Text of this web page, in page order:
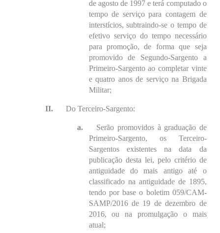
de agosto de 1997 e terá computado o
tempo de serviço para contagem de
interstícios, subtraindo-se o tempo de
efetivo serviço do tempo necessário
para promoção, de forma que seja
promovido de Segundo-Sargento a
Primeiro-Sargento ao completar vinte
e quatro anos de serviço na Brigada
Militar;
II. Do Terceiro-Sargento:
a.
Serão promovidos à graduação de
Primeiro-Sargento, os Terceiro-
Sargentos existentes na data da
publicação desta lei, pelo critério de
antiguidade do mais antigo até o
classificado na antiguidade de 1895,
tendo por base o boletim 059/CAM-
SAMP/2016 de 19 de dezembro de
2016, ou na promulgação o mais
atual;